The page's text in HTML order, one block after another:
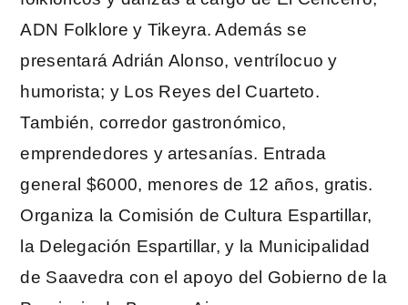
ADN Folklore y Tikeyra. Además se
presentará Adrián Alonso, ventrílocuo y
humorista; y Los Reyes del Cuarteto.
También, corredor gastronómico,
emprendedores y artesanías. Entrada
general $6000, menores de 12 años, gratis.
Organiza la Comisión de Cultura Espartillar,
la Delegación Espartillar, y la Municipalidad
de Saavedra con el apoyo del Gobierno de la